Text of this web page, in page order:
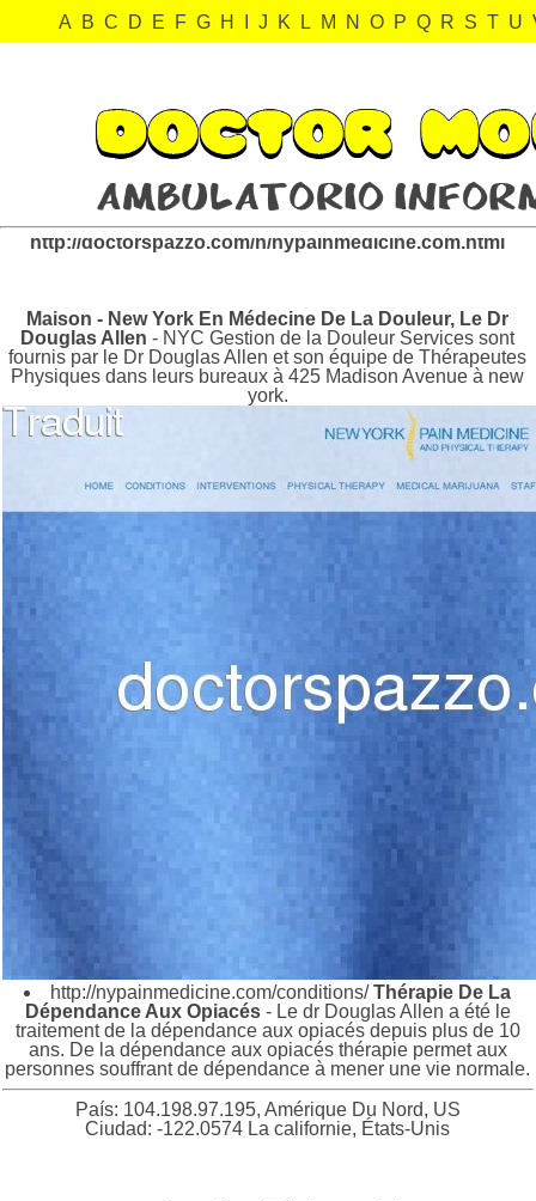
A B C D E F G H J K L M N O P Q R S T U
nypainmedicine.com Revisión:
http://doctorspazzo.com/n/nypainmedicine.com.html
Maison - New York En Médecine De La Douleur, Le Dr
Douglas Allen - NYC Gestion de la Douleur Services sont
fournis par le Dr Douglas Allen et son équipe de Thérapeutes
Physiques dans leurs bureaux à 425 Madison Avenue à new
york.
http://nypainmedicine.com/conditions/Thérapie De La
Dépendance Aux Opiacés- Le dr Douglas Allen a été le
traitement de la dépendance aux opiacés depuis plus de 10
ans. De la dépendance aux opiacés thérapie permet aux
personnes souffrant de dépendance à mener une vie normale.
País: 104.198.97.195, Amérique Du Nord, US
Ciudad: -122.0574 La californie, États-Unis